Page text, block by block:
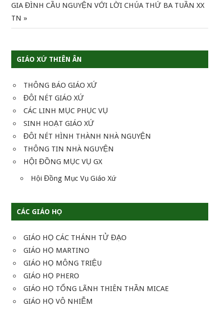
GIÁO XỨ THIÊN ÂN
THÔNG BÁO GIÁO XỨ
ĐÔI NÉT GIÁO XỨ
CÁC LINH MỤC PHỤC VỤ
SINH HOẠT GIÁO XỨ
ĐÔI NÉT HÌNH THÀNH NHÀ NGUYỆN
THÔNG TIN NHÀ NGUYỆN
HỘI ĐỒNG MỤC VỤ GX
Hội Đồng Mục Vụ Giáo Xứ
CÁC GIÁO HỌ
GIÁO HỌ CÁC THÁNH TỬ ĐẠO
GIÁO HỌ MARTINO
GIÁO HỌ MÔNG TRIỆU
GIÁO HỌ PHERO
GIÁO HỌ TỔNG LÃNH THIÊN THẦN MICAE
GIÁO HỌ VÔ NHIỄM
bài
Next
Post:
GIA ĐÌNH CẦU NGUYỆN VỚI LỜI CHÚA THỨ BA TUẦN XX
TN